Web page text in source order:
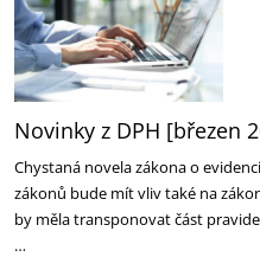
Novinky z DPH [březen
Chystaná novela zákona o
zákonů bude mít vliv také na
by měla transponovat část
…